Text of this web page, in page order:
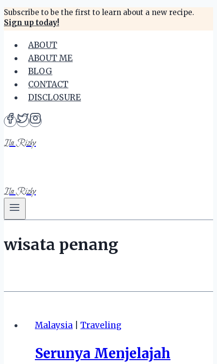
Skip
to
content
Subscribe to be the first to learn about a new recipe.
Sign up today!
ABOUT
ABOUT ME
BLOG
CONTACT
DISCLOSURE
Ila Rizky
Ila Rizky
wisata penang
Malaysia Traveling
Serunya Menjelajah